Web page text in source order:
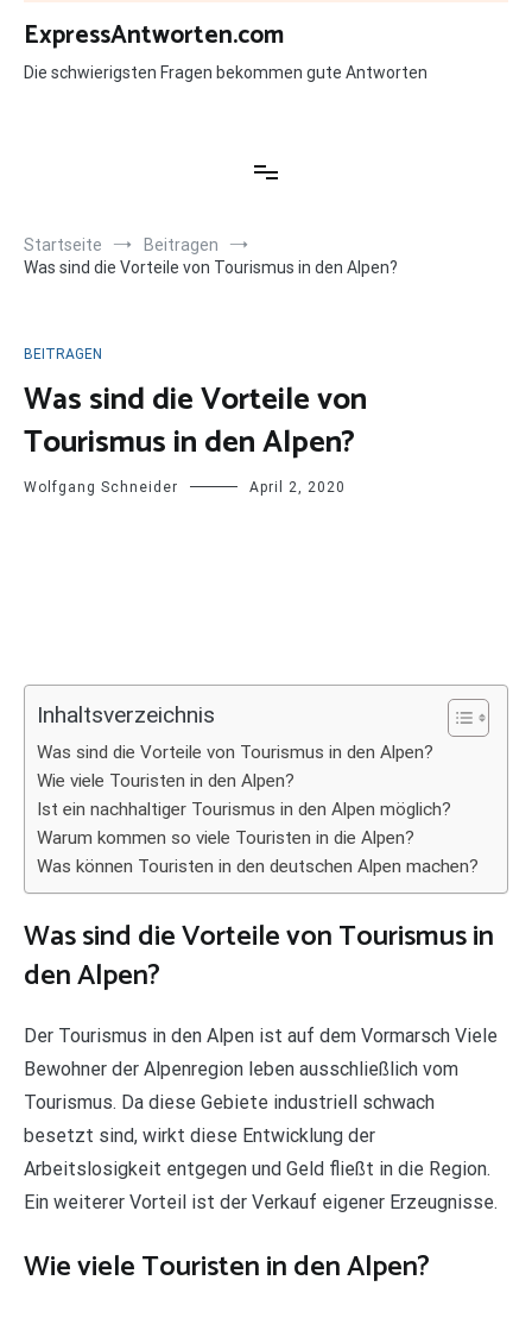
Zum
Inhalt
springen
ExpressAntworten.com
Die schwierigsten Fragen bekommen gute Antworten
Startseite
Beitragen
Was sind die Vorteile von Tourismus in den Alpen?
BEITRAGEN
Was sind die Vorteile von
Tourismus in den Alpen?
Wolfgang Schneider April 2, 2020
Inhaltsverzeichnis
Was sind die Vorteile von Tourismus in den Alpen?
Wie viele Touristen in den Alpen?
Ist ein nachhaltiger Tourismus in den Alpen möglich?
Warum kommen so viele Touristen in die Alpen?
Was können Touristen in den deutschen Alpen machen?
Was sind die Vorteile von Tourismus in
den Alpen?
Der Tourismus in den Alpen ist auf dem Vormarsch Viele
Bewohner der Alpenregion leben ausschließlich vom
Tourismus. Da diese Gebiete industriell schwach
besetzt sind, wirkt diese Entwicklung der
Arbeitslosigkeit entgegen und Geld fließt in die Region.
Ein weiterer Vorteil ist der Verkauf eigener Erzeugnisse.
Wie viele Touristen in den Alpen?